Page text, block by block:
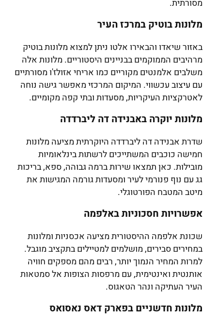
מסורתית.
מלונות בוטיק במרכז העיר
באזור שיאדו והבאירו אלטו ניתן למצוא מלונות בוטיק
מרהיבים הממוקמים בבניינים היסטוריים. מלונות אלה
משלבים אלמנטים מקוריים כמו אריחי אזולז'ו מסורתיים
עם עיצוב עכשווי. המיקום המרכזי מאפשר גישה נוחה
לאטרקציות העיקריות, מסעדות ובתי קפה מקומיים.
מלונות יוקרה באבנידה דה ליברדדה
שדרת אבנידה דה ליברדדה היוקרתית מציעה מלונות
חמישה כוכבים המשתייכים לרשתות בינלאומיות
מובילות. כאן תמצאו שירות ברמה גבוהה, ספא, בריכות
גג עם נוף פנורמי לעיר ומסעדות גורמה המגישות את
מיטב המטבח הפורטוגלי.
אפשרויות חסכוניות באלפמה
שכונת אלפמה ההיסטורית מציעה אכסניות ומלונות
במחירים סבירים, מושלמים למטיילים בתקציב מוגבל.
למרות המחיר הנמוך יותר, רבים מהם מספקים חוויה
אותנטית ואינטימית, עם מרפסות הצופות אל סמטאות
העיר העתיקה ונהר הטאגוס.
מלונות חדשניים בפארק דאס נאסואס